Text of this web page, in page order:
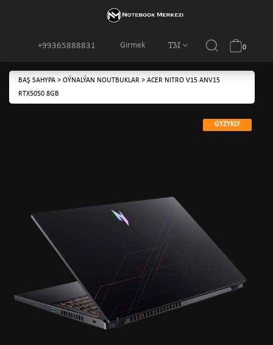
Girmek TM
+99365888831 0
BAŞ SAHYPA > OÝNALÝAN NOUTBUKLAR > ACER NITRO V15 ANV15
RTX5050 8GB
GYZYKLY